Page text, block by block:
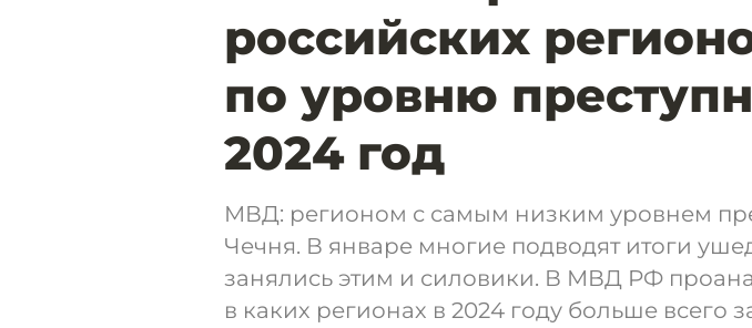
российских
по уровню
2024 год
МВД: регионом с самым низким уровнем
Чечня. В январе многие подводят итоги
занялись этим и силовики. В МВД РФ
в каких регионах в 2024 году больше всего